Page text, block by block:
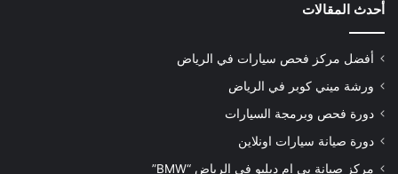
أحدث المقالات
أفضل مركز فحص سيارات في الرياض
ورشة ميني كوبر في الرياض
دورة فحص وبرمجة السيارات
دورة صيانة سيارات اونلاين
مركز صيانة بي ام دبليو في الرياض “BMW”